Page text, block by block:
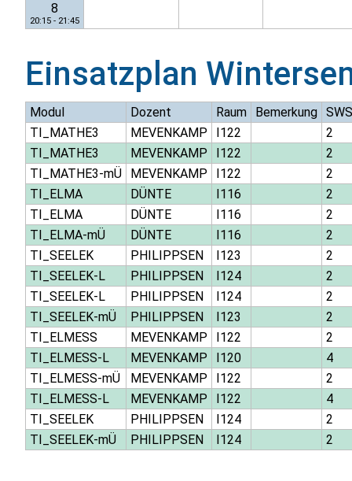
8
20:15 - 21:45
Einsatzplan
Modul Dozent Raum Bemerkung SWS
TI_MATHE3
MEVENKAMP I122
2
TI_MATHE3
MEVENKAMP I122
2
TI_MATHE3-mÜ
MEVENKAMP I122
2
TI_ELMA
DÜNTE I116
2
TI_ELMA
DÜNTE I116
2
TI_ELMA-mÜ
DÜNTE I116
2
TI_SEELEK
PHILIPPSEN I123
2
TI_SEELEK-L
PHILIPPSEN I124
2
TI_SEELEK-L
PHILIPPSEN I124
2
TI_SEELEK-mÜ
PHILIPPSEN I123
2
TI_ELMESS
MEVENKAMP I122
2
TI_ELMESS-L
MEVENKAMP I120
4
TI_ELMESS-mÜ
MEVENKAMP I122
2
TI_ELMESS-L
MEVENKAMP I122
4
TI_SEELEK
PHILIPPSEN I124
2
TI_SEELEK-mÜ
PHILIPPSEN I124 2